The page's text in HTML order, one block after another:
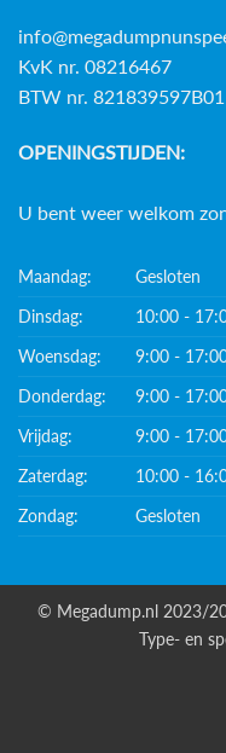
KvK nr. 08216467
BTW nr. 821839597B01
OPENINGSTIJDEN:
U bent weer welkom
Maandag:
Gesloten
Dinsdag:
10:00 -
Woensdag:
9:00 -
Donderdag:
9:00 -
Vrijdag:
9:00 -
Zaterdag:
10:00 -
Zondag:
Gesloten
© Megadump.nl 2023/
Type- en